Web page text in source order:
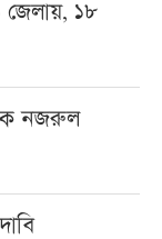
জেলায়, ১৮
নজরুল